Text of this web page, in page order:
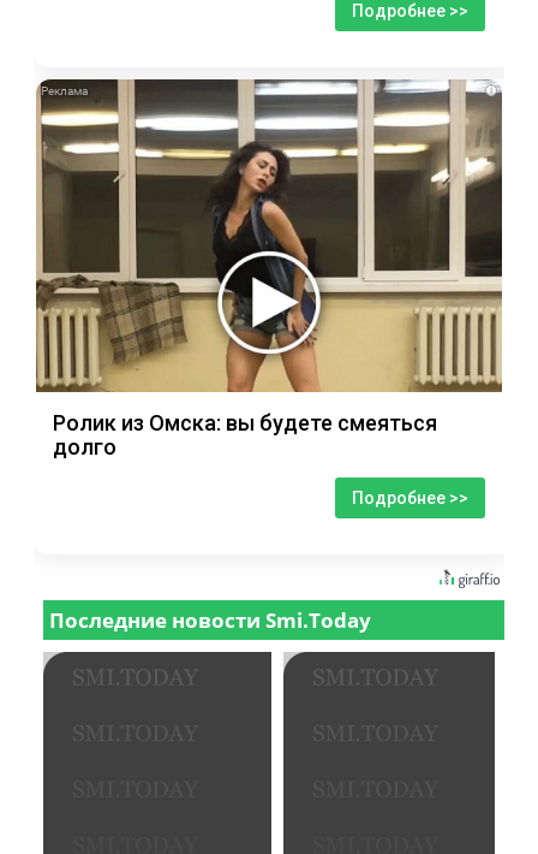
Подробнее >>
i
Ролик из Омска: вы будете смеяться
долго
Подробнее >>